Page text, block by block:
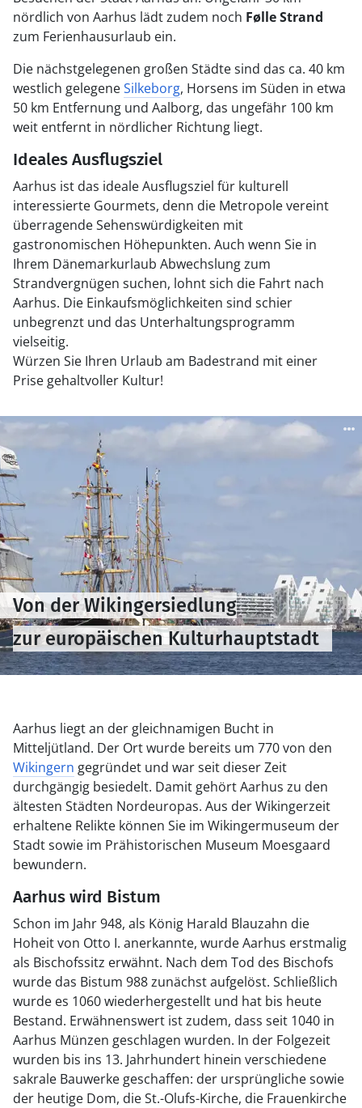
nördlich von Aarhus lädt zudem noch Følle Strand
zum Ferienhausurlaub ein.
Die nächstgelegenen großen Städte sind das ca. 40 km
westlich gelegeneSilkeborg, Horsens im Süden in etwa
50 km Entfernung und Aalborg, das ungefähr 100 km
weit entfernt in nördlicher Richtung liegt.
Ideales Ausflugsziel
Aarhus ist das ideale Ausflugsziel für kulturell
interessierte Gourmets, denn die Metropole vereint
überragende Sehenswürdigkeiten mit
gastronomischen Höhepunkten. Auch wenn Sie in
Ihrem Dänemarkurlaub Abwechslung zum
Strandvergnügen suchen, lohnt sich die Fahrt nach
Aarhus. Die Einkaufsmöglichkeiten sind schier
unbegrenzt und das Unterhaltungsprogramm
vielseitig.
Würzen Sie Ihren Urlaub am Badestrand mit einer
Prise gehaltvoller Kultur!
Von der Wikingersiedlung
zur europäischen Kulturhauptstadt
Aarhus liegt an der gleichnamigen Bucht in
Mitteljütland. Der Ort wurde bereits um 770 von den
Wikingern gegründet und war seit dieser Zeit
durchgängig besiedelt. Damit gehört Aarhus zu den
ältesten Städten Nordeuropas. Aus der Wikingerzeit
erhaltene Relikte können Sie im Wikingermuseum der
Stadt sowie im Prähistorischen Museum Moesgaard
bewundern.
Aarhus wird Bistum
Schon im Jahr 948, als König Harald Blauzahn die
Hoheit von Otto I. anerkannte, wurde Aarhus erstmalig
als Bischofssitz erwähnt. Nach dem Tod des Bischofs
wurde das Bistum 988 zunächst aufgelöst. Schließlich
wurde es 1060 wiederhergestellt und hat bis heute
Bestand. Erwähnenswert ist zudem, dass seit 1040 in
Aarhus Münzen geschlagen wurden. In der Folgezeit
wurden bis ins 13. Jahrhundert hinein verschiedene
sakrale Bauwerke geschaffen: der ursprüngliche sowie
der heutige Dom, die St.-Olufs-Kirche, die Frauenkirche